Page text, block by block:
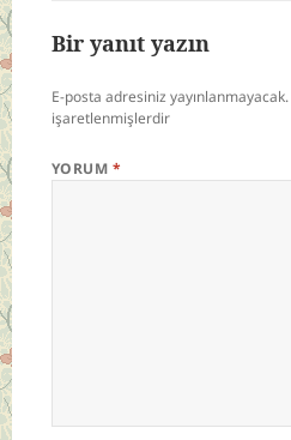
Bir yanıt yazın
E-posta adresiniz yayınlanmayacak.
işaretlenmişlerdir
YORUM *